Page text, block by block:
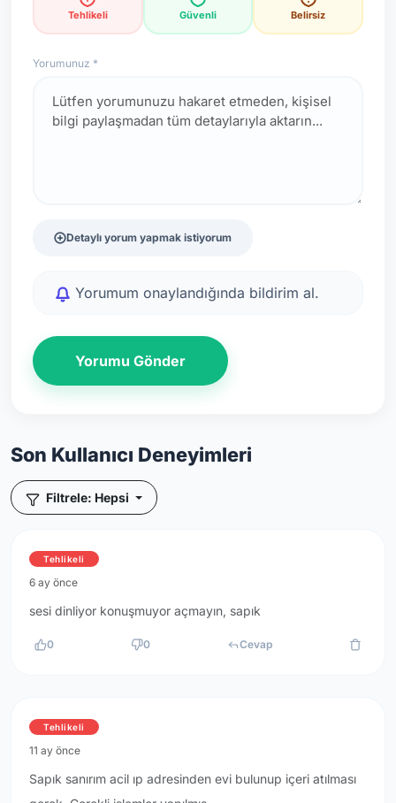
Tehlikeli Güvenli Belirsiz
Yorumunuz *
Detaylı yorum yapmak istiyorum
Yorumum onaylandığında bildirim al.
Yorumu Gönder
Son Kullanıcı Deneyimleri
Filtrele: Hepsi
Tehlikeli
6 ay önce
sesi dinliyor konuşmuyor açmayın, sapık
0 0 Cevap
Tehlikeli
11 ay önce
Sapık sanırım acil ıp adresinden evi bulunup içeri atılması